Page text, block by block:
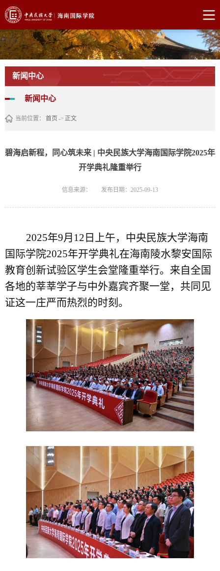
新闻中心
新闻中心
当前位置： 首页-> 正文
碧海启新程，同心筑未来 | 中央民族大学海南国际学院2025年
开学典礼隆重举行
信息来源： 发布日期：2025-09-13
2025年9月12日上午，中央民族大学海南
国际学院2025年开学典礼在海南陵水黎安国际
教育创新试验区学生会堂隆重举行。来自全国
各地的莘莘学子与中外嘉宾齐聚一堂，共同见
证这一庄严而热烈的时刻。